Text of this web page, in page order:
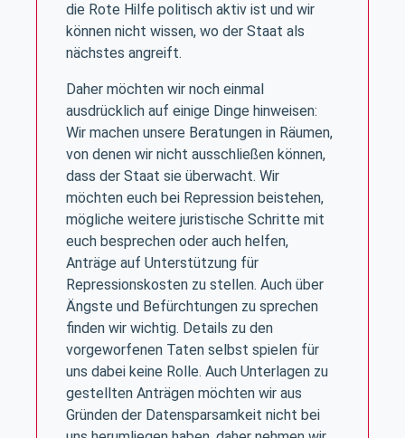
die Rote Hilfe politisch aktiv ist und wir
können nicht wissen, wo der Staat als
nächstes angreift.
Daher möchten wir noch einmal
ausdrücklich auf einige Dinge hinweisen:
Wir machen unsere Beratungen in Räumen,
von denen wir nicht ausschließen können,
dass der Staat sie überwacht. Wir
möchten euch bei Repression beistehen,
mögliche weitere juristische Schritte mit
euch besprechen oder auch helfen,
Anträge auf Unterstützung für
Repressionskosten zu stellen. Auch über
Ängste und Befürchtungen zu sprechen
finden wir wichtig. Details zu den
vorgeworfenen Taten selbst spielen für
uns dabei keine Rolle. Auch Unterlagen zu
gestellten Anträgen möchten wir aus
Gründen der Datensparsamkeit nicht bei